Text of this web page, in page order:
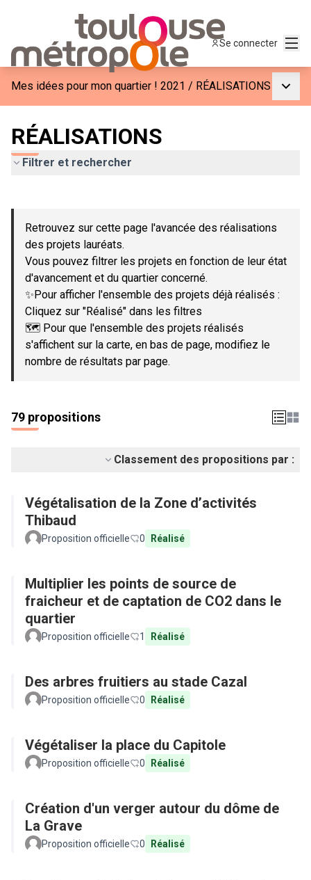
Se connecter
Mes idées pour mon quartier ! 2021 / RÉALISATIONS
RÉALISATIONS
Filtrer et rechercher
−
Retrouvez sur cette page l'avancée des réalisations
des projets lauréats.
Vous pouvez filtrer les projets en fonction de leur état
d'avancement et du quartier concerné.
✨Pour afficher l'ensemble des projets déjà réalisés :
Cliquez sur "Réalisé" dans les filtres
🗺️ Pour que l'ensemble des projets réalisés
s'affichent sur la carte, en bas de page, modifiez le
nombre de résultats par page.
79 propositions
Classement des propositions par :
Végétalisation de la Zone d’activités
Thibaud
Proposition officielle 0 Réalisé
Multiplier les points de source de
fraicheur et de captation de CO2 dans le
quartier
Proposition officielle 1 Réalisé
Des arbres fruitiers au stade Cazal
Proposition officielle 0 Réalisé
Végétaliser la place du Capitole
Proposition officielle 0 Réalisé
Création d'un verger autour du dôme de
La Grave
Proposition officielle 0 Réalisé